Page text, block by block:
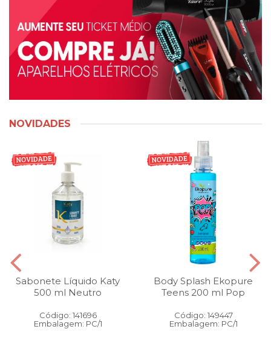
NOVIDADES
Sabonete Líquido Katy
500 ml Neutro
Código: 141696
Embalagem: PC/1
Body Splash Ekopure
Teens 200 ml Pop
Código: 149447
Embalagem: PC/1